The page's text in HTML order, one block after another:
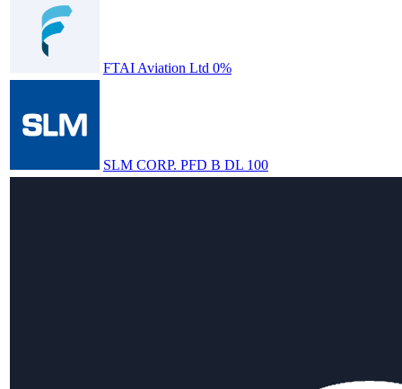
FTAI Aviation Ltd 0%
SLM CORP. PFD B DL 100